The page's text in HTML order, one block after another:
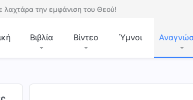
λαχτάρα την εμφάνιση του Θεού!
Βιβλία Βίντεο Ύμνοι